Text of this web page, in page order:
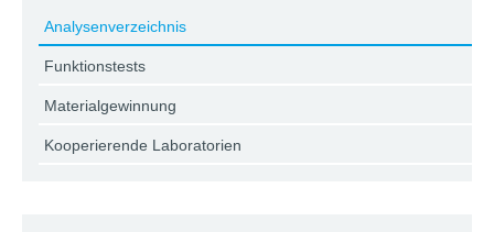
Analysenverzeichnis
Funktionstests
Materialgewinnung
Kooperierende Laboratorien